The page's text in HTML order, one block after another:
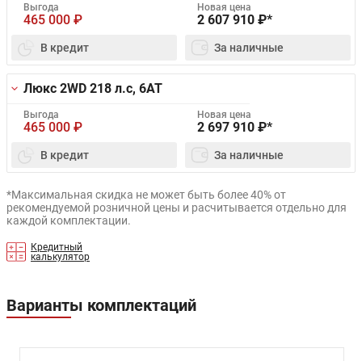
Выгода
465 000 ₽
Новая цена
2 607 910 ₽*
В кредит За наличные
Люкс 2WD 218 л.с, 6AT
Выгода
465 000 ₽
Новая цена
2 697 910 ₽*
В кредит За наличные
*Максимальная скидка не может быть более 40% от
рекомендуемой розничной цены и расчитывается отдельно для
каждой комплектации.
Кредитный
калькулятор
Варианты комплектаций